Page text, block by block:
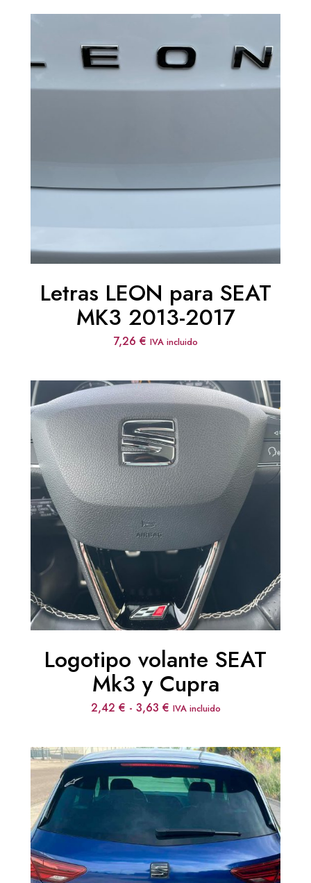
hasta
8,47 €
Letras LEON para SEAT
MK3 2013-2017
7,26 € IVA incluido
Logotipo volante SEAT
Mk3 y Cupra
2,42 € - 3,63 €Rango
desde
2,42 €
hasta
3,63 €
IVA incluido